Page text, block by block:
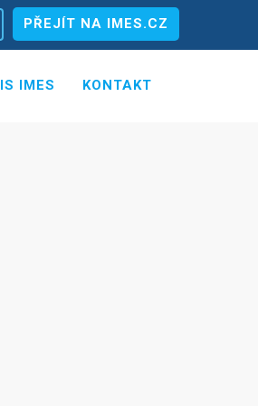
PŘEJÍT NA IMES.CZ
IS IMES KONTAKT